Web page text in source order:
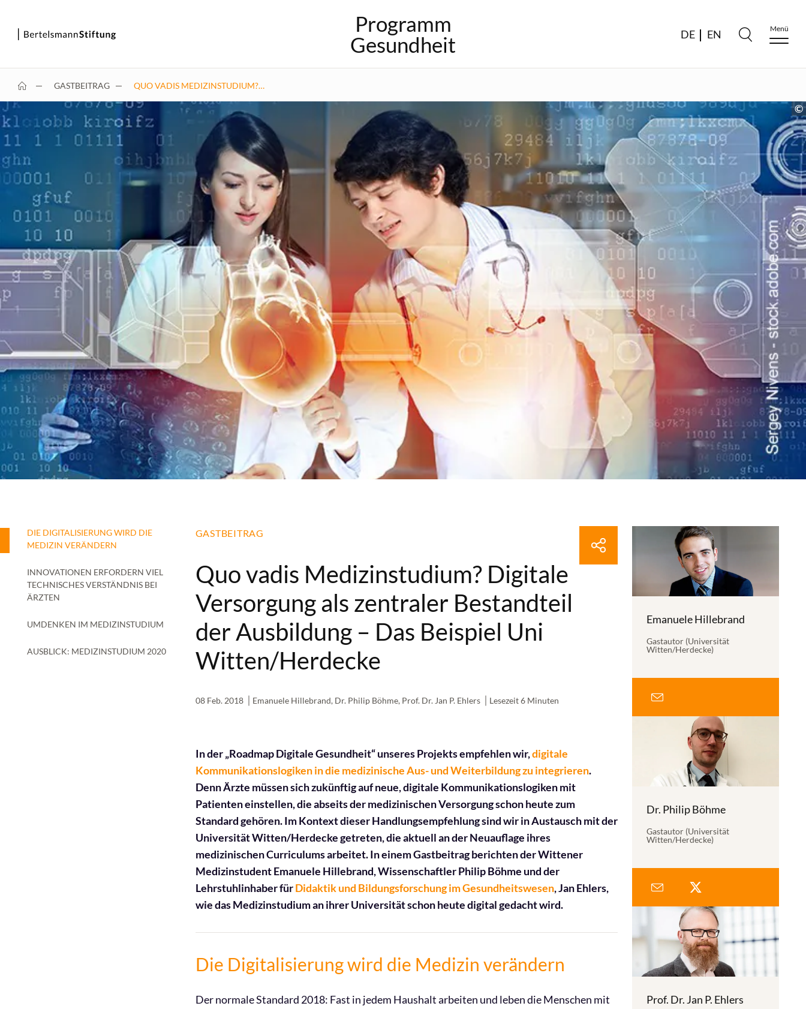
Programm
Gesundheit
DE EN Menü
GASTBEITRAG QUO VADIS MEDIZINSTUDIUM?…
DIE DIGITALISIERUNG WIRD DIE
MEDIZIN VERÄNDERN
INNOVATIONEN ERFORDERN VIEL
TECHNISCHES VERSTÄNDNIS BEI
ÄRZTEN
UMDENKEN IM MEDIZINSTUDIUM
AUSBLICK: MEDIZINSTUDIUM 2020
GASTBEITRAG
Quo vadis Medizinstudium? Digitale
Versorgung als zentraler Bestandteil
der Ausbildung – Das Beispiel Uni
Witten/Herdecke
08 Feb. 2018 Emanuele Hillebrand, Dr. Philip Böhme, Prof. Dr. Jan P. Ehlers Lesezeit 6 Minuten
In der „Roadmap Digitale Gesundheit“ unseres Projekts empfehlen wir,digitale
Kommunikationslogiken in die medizinische Aus- und Weiterbildung zu integrieren.
Denn Ärzte müssen sich zukünftig auf neue, digitale Kommunikationslogiken mit
Patienten einstellen, die abseits der medizinischen Versorgung schon heute zum
Standard gehören. Im Kontext dieser Handlungsempfehlung sind wir in Austausch mit der
Universität Witten/Herdecke getreten, die aktuell an der Neuauflage ihres
medizinischen Curriculums arbeitet. In einem Gastbeitrag berichten der Wittener
Medizinstudent Emanuele Hillebrand, Wissenschaftler Philip Böhme und der
Lehrstuhlinhaber fürDidaktik und Bildungsforschung im Gesundheitswesen, Jan Ehlers,
wie das Medizinstudium an ihrer Universität schon heute digital gedacht wird.
Die Digitalisierung wird die Medizin verändern
Der normale Standard 2018: Fast in jedem Haushalt arbeiten und leben die Menschen mit
Emanuele Hillebrand
Gastautor (Universität
Witten/Herdecke)
Dr. Philip Böhme
Gastautor (Universität
Witten/Herdecke)
Prof. Dr. Jan P. Ehlers